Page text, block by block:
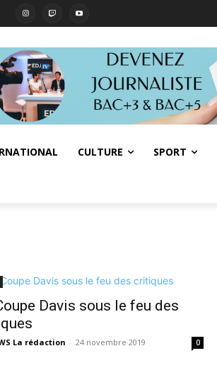
CULTURE SPORT
Davis sous le feu des
La rédaction - 24 novembre 2019 0